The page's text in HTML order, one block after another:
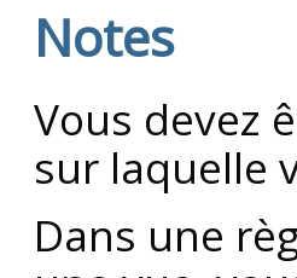
Notes
Vous devez
sur laquelle
Dans une